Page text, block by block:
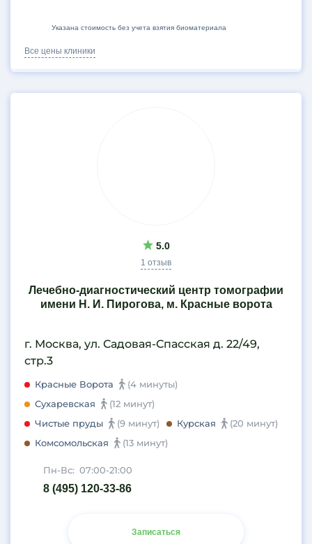
Все цены клиники
Указана стоимость без учета взятия биоматериала
5.0
1 отзыв
Лечебно-диагностический центр томографии
имени Н. И. Пирогова, м. Красные ворота
г. Москва, ул. Садовая-Спасская д. 22/49,
стр.3
Красные Ворота
(4 минуты)
Сухаревская
(12 минут)
Чистые пруды
(9 минут) Курская
(20 минут)
Комсомольская
(13 минут)
Пн-Вс: 07:00-21:00
8 (495) 120-33-86
Записаться